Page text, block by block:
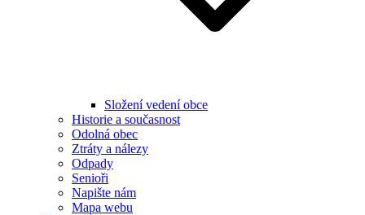
Složení vedení obce
Historie a současnost
Odolná obec
Ztráty a nálezy
Odpady
Senioři
Napište nám
Mapa webu